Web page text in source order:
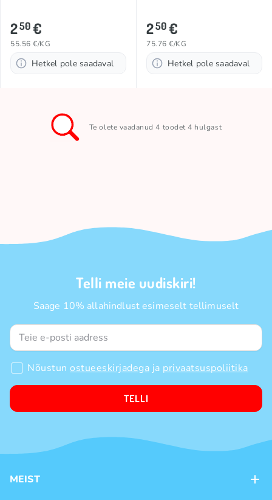
250€
55.56 €/KG
Hetkel pole saadaval
250€
75.76 €/KG
Hetkel pole saadaval
Te olete vaadanud 4 toodet 4 hulgast
Telli meie uudiskiri!
Saage 10% allahindlust esimeselt tellimuselt
Nõustun ostueeskirjadega ja privaatsuspoliitika
TELLI
MEIST